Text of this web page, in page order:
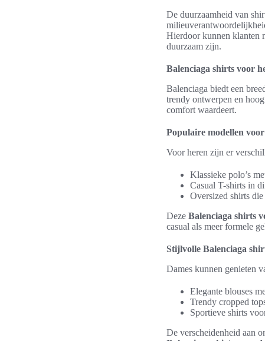
De duurzaamheid van
Hierdoor kunnen klanten
duurzaam zijn.
Balenciaga shirts voor
Balenciaga biedt een
trendy ontwerpen en
comfort waardeert.
Populaire modellen
Voor heren zijn er
Klassieke polo’s
Casual T-shirts in
Oversized shirts
Deze Balenciaga shirts
casual als meer formele
Stijlvolle Balenciaga
Dames kunnen genieten
Elegante blouses
Trendy cropped
Sportieve shirts
De verscheidenheid aan